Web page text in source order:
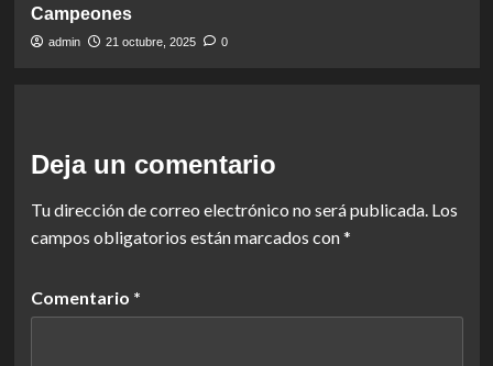
Campeones
admin 21 octubre, 2025 0
Deja un comentario
Tu dirección de correo electrónico no será publicada. Los
campos obligatorios están marcados con*
Comentario *